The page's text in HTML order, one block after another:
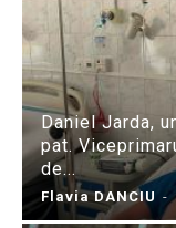
Daniel Jarda,
pat.
de...
Flavia DANCIU -